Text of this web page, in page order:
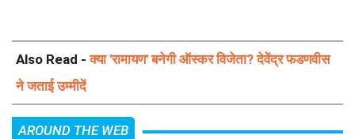
Also Read -क्या 'रामायण' बनेगी ऑस्कर विजेता? देवेंद्र फडणवीस
ने जताई उम्मीदें
AROUND THE WEB